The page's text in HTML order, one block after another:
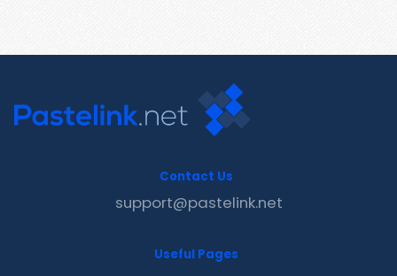
Contact Us
support@pastelink.net
Useful Pages